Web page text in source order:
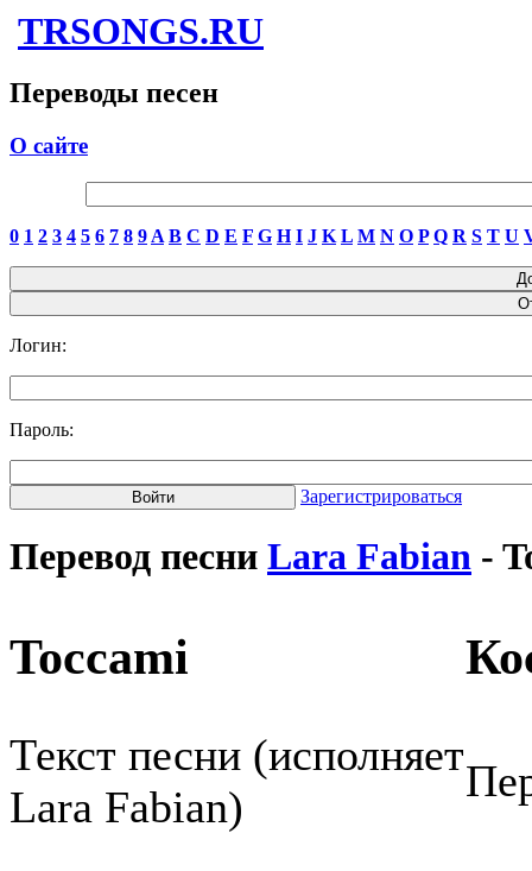
TRSONGS.RU
Переводы песен
О сайте
0 1 2 3 4 5 6 7 8 9 A B C D E F G H I J K L M N O P Q R S T U
Логин:
Пароль:
Зарегистрироваться
Перевод песни Lara Fabian -
Toccami
Текст песни (исполняет
Lara Fabian)